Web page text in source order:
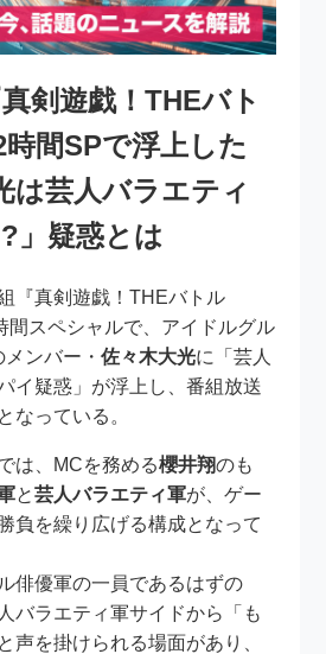
剣遊戯！THEバト
間SPで浮上した
は芸人バラエティ
」疑惑とは
『真剣遊戯！THEバトル
間スペシャルで、アイドルグル
メンバー・佐々木大光に「芸人
イ疑惑」が浮上し、番組放送
なっている。
は、MCを務める櫻井翔のも
と芸人バラエティ軍が、ゲー
負を繰り広げる構成となって
俳優軍の一員であるはずの
バラエティ軍サイドから「も
声を掛けられる場面があり、